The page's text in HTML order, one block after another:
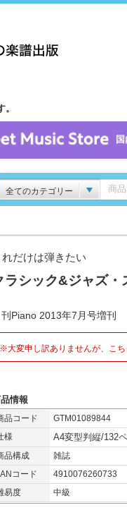
全てのカテゴリー
れだけは弾きたい
ラシック&ジャズ・
刊Piano 2013年7月号増刊
※大変申し訳ありませんが、こち
情報
品コード GTM01089844
様
A4変型判縦/132
品構成
雑誌
コード
4910076260733
易度
中級